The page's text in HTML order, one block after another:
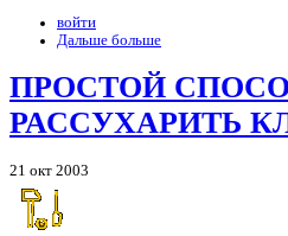
войти
Дальше больше
ПРОСТОЙ
РАССУХАРИТЬ
21 окт 2003